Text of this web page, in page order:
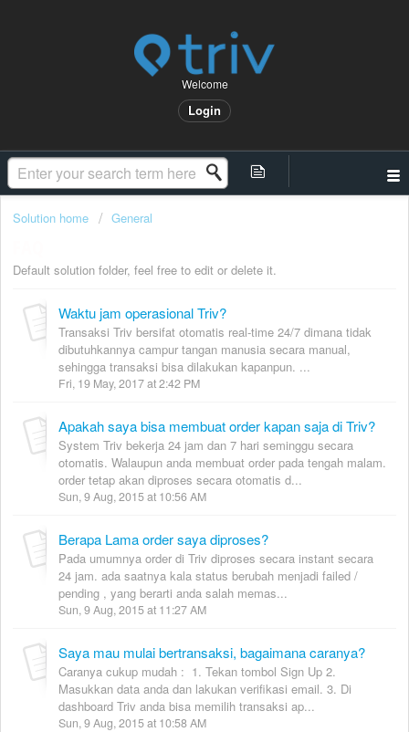
Welcome
Login
Solution home General
Default solution folder, feel free to edit or delete it.
Waktu jam operasional Triv?
Transaksi Triv bersifat otomatis real-time 24/7 dimana tidak
dibutuhkannya campur tangan manusia secara manual,
sehingga transaksi bisa dilakukan kapanpun. ...
Fri, 19 May, 2017 at 2:42 PM
Apakah saya bisa membuat order kapan saja di Triv?
System Triv bekerja 24 jam dan 7 hari seminggu secara
otomatis. Walaupun anda membuat order pada tengah malam.
order tetap akan diproses secara otomatis d...
Sun, 9 Aug, 2015 at 10:56 AM
Berapa Lama order saya diproses?
Pada umumnya order di Triv diproses secara instant secara
24 jam. ada saatnya kala status berubah menjadi failed /
pending , yang berarti anda salah memas...
Sun, 9 Aug, 2015 at 11:27 AM
Saya mau mulai bertransaksi, bagaimana caranya?
Caranya cukup mudah : 1. Tekan tombol Sign Up 2.
Masukkan data anda dan lakukan verifikasi email. 3. Di
dashboard Triv anda bisa memilih transaksi ap...
Sun, 9 Aug, 2015 at 10:58 AM